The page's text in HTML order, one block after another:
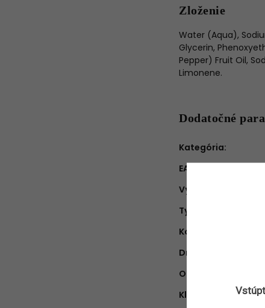
Zloženie
Water (Aqua),
Glycerin,
Pepper) Fruit Oil,
Limonene.
Dodatočné
Kategória:
EAN
Výrobca
Typ produktu
Konzistencia
Druh vône
Objem náplne
Kľúčové